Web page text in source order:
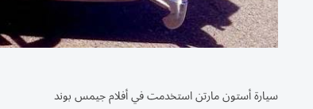
سيارة أستون مارتن استخدمت في أفلام جيمس بوند